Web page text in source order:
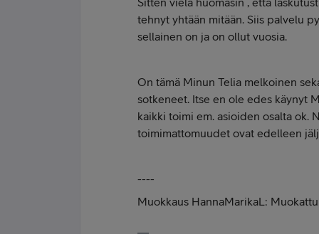
tehnyt yhtään mitään. Siis palvelu
sellainen on ja on ollut vuosia.
On tämä Minun Telia melkoinen
sotkeneet. Itse en ole edes käynyt
kaikki toimi em. asioiden osalta ok.
toimimattomuudet ovat edelleen
----
Muokkaus HannaMarikaL: